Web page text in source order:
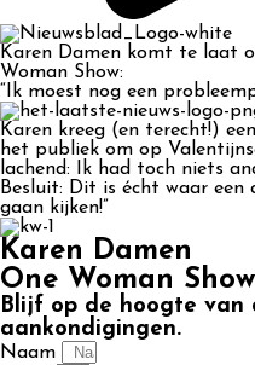
Karen Damen komt te laat
Woman Show:
“Ik moest nog een
Karen kreeg (en terecht!)
het publiek om op
lachend: Ik had toch niets
Besluit: Dit is écht waar een
gaan kijken!”
Karen Damen
One Woman Show
Blijf op de hoogte van
aankondigingen.
Naam